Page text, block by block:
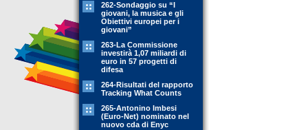
262-Sondaggio su “I
giovani, la musica e gli
Obiettivi europei per i
giovani”
263-La Commissione
investirà 1,07 miliardi di
euro in 57 progetti di
difesa
264-Risultati del rapporto
Tracking What Counts
265-Antonino Imbesi
(Euro-Net) nominato nel
nuovo cda di Enyc